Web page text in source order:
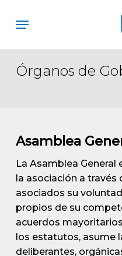
content
Menu
Órganos de
Asamblea
La Asamblea General
la asociación a través
asociados su
propios de su
acuerdos
los estatutos, asume
deliberantes,